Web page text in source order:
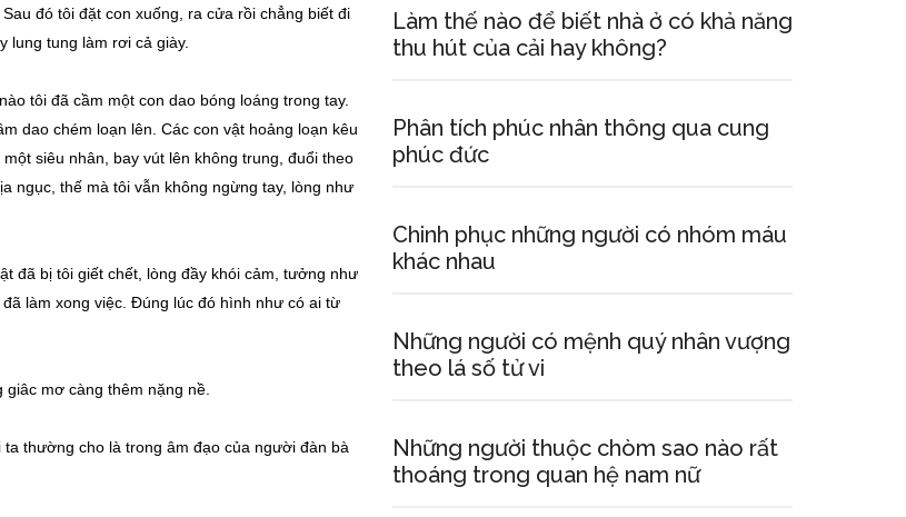
đó tôi đặt con xuống, ra cửa rồi chẳng biết đi
lung tung làm rơi cả giày.
tôi đã cầm một con dao bóng loáng trong tay.
dao chém loạn lên. Các con vật hoảng loạn kêu
siêu nhân, bay vút lên không trung, đuổi theo
ngục, thế mà tôi vẫn không ngừng tay, lòng như
đã bị tôi giết chết, lòng đầy khói cảm, tưởng như
làm xong việc. Đúng lúc đó hình như có ai từ
mơ càng thêm nặng nề.
thường cho là trong âm đạo của người đàn bà
Làm thế nào để biết nhà ở có khả năng
thu hút của cải hay không?
Phân tích phúc nhân thông qua cung
phúc đức
Chinh phục những người có nhóm máu
khác nhau
Những người có mệnh quý nhân vượng
theo lá số tử vi
Những người thuộc chòm sao nào rất
thoáng trong quan hệ nam nữ